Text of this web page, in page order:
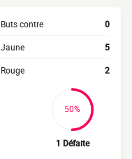
Buts contre 0
Jaune 5
Rouge 2
50%
1 Défaite